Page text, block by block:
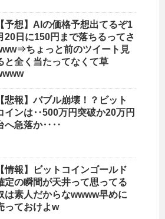
【予想】AIの価格予想出てるぞ1
20日に150円まで落ちるってさ
ちょっと前のツイート見
と全く当たってなくて草
【悲報】バブル崩壊！？ビット
インは‥500万円突破か20万円
へ急落か‥‥
【情報】ビットコインゴールド
定の瞬間が天井って思ってる
は素人だからなwwww早めに
っておけよw